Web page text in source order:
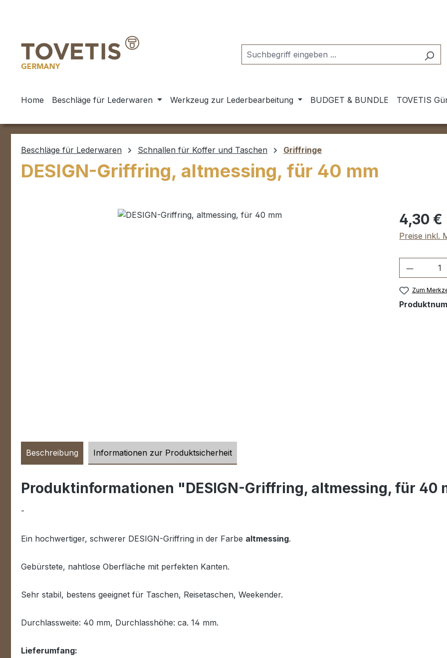
Home Beschläge für Lederwaren Werkzeug zur Lederbearbeitung BUDGET & BUNDLE TOVETIS
Beschläge für Lederwaren Schnallen für Koffer und Taschen Griffringe
DESIGN-Griffring, altmessing, für 40 mm
Bildergalerie überspringen Regulärer
4,30 €
Preise inkl.
Zum
Beschreibung Informationen zur Produktsicherheit
Produktinformationen "DESIGN-Griffring, altmessing, für 40
-
Ein hochwertiger, schwerer DESIGN-Griffring in der Farbe altmessing.
Gebürstete, nahtlose Oberfläche mit perfekten Kanten.
Sehr stabil, bestens geeignet für Taschen, Reisetaschen, Weekender.
Durchlassweite: 40 mm, Durchlasshöhe: ca. 14 mm.
Lieferumfang: